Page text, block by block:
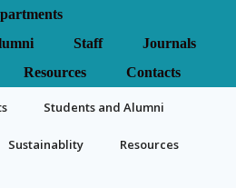
Staff
Journals
Resources Contacts
Students and Alumni
Sustainablity Resources